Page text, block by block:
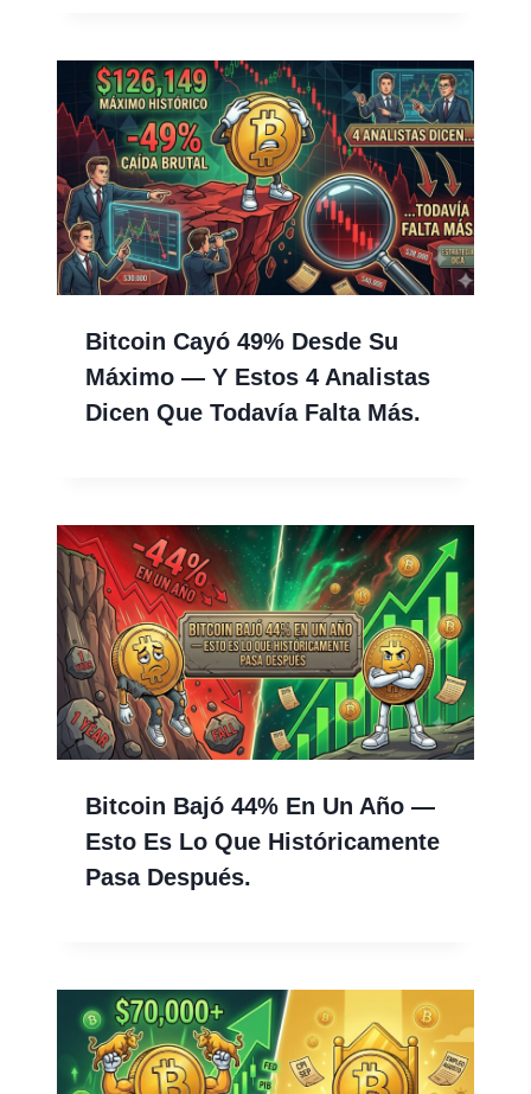
Bitcoin Cayó 49% Desde Su
Máximo — Y Estos 4 Analistas
Dicen Que Todavía Falta Más.
Bitcoin Bajó 44% En Un Año —
Esto Es Lo Que Históricamente
Pasa Después.